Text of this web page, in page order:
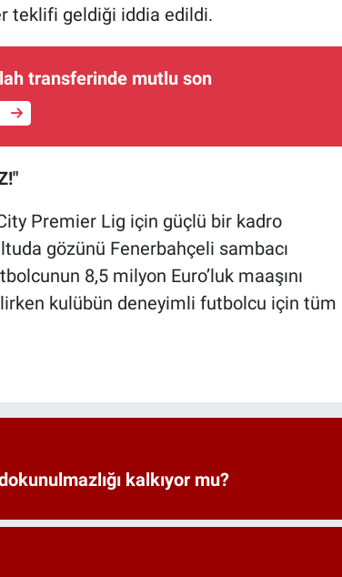
teklifi geldiği iddia edildi.
transferinde mutlu son
Premier Lig için güçlü bir kadro
gözünü Fenerbahçeli sambacı
8,5 milyon Euro’luk maaşını
kulübün deneyimli futbolcu için tüm
kalkıyor mu?